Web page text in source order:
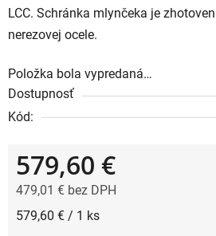
LCC. Schránka mlynčeka je
nerezovej ocele.
Položka bola vypredaná…
Dostupnosť
Kód:
579,60 €
479,01 € bez DPH
Jednotková cena:
579,60 € / 1 ks